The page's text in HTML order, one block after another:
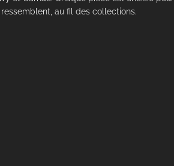
au fil des collections.